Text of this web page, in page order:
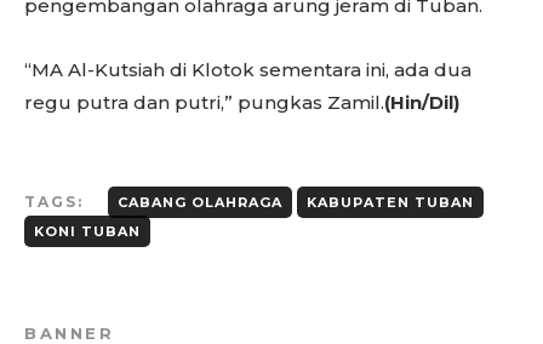
pengembangan olahraga arung jeram di Tuban.
“MA Al-Kutsiah di Klotok sementara ini, ada dua
regu putra dan putri,” pungkas Zamil.(Hin/Dil)
TAGS: CABANG OLAHRAGA
KABUPATEN TUBAN
KONI TUBAN
BANNER